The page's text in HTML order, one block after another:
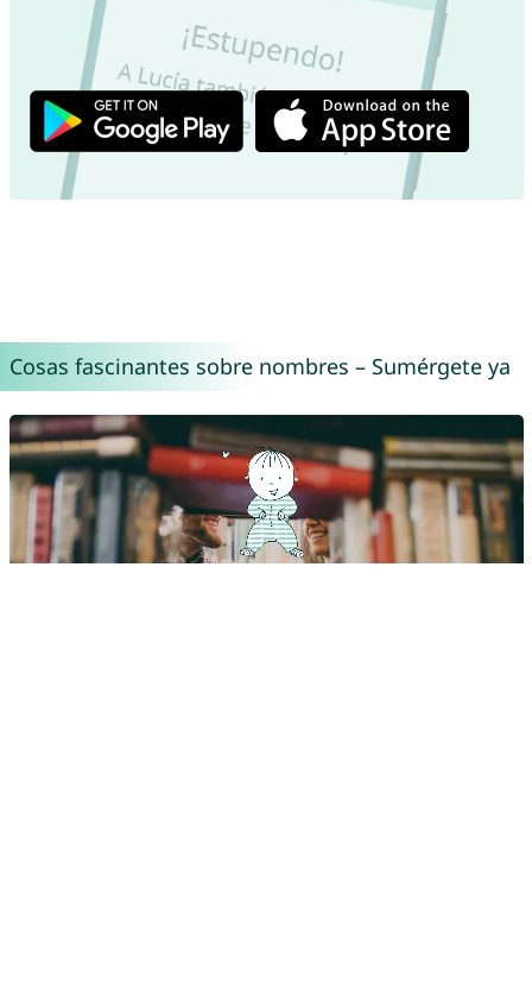
Cosas fascinantes sobre nombres – Sumérgete ya